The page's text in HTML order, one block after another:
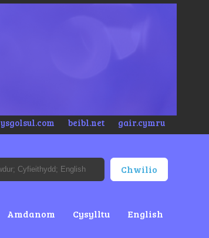
ysgolsul.com beibl.net gair.cymru
Amdanom Cysylltu English